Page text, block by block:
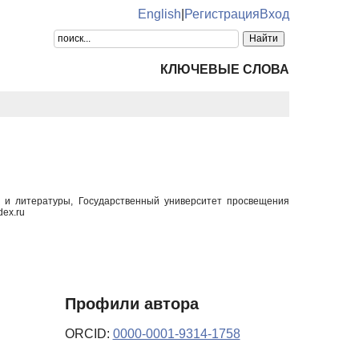
English РегистрацияВход
КЛЮЧЕВЫЕ СЛОВА
литературы, Государственный университет просвещения
Профили автора
ORCID: 0000-0001-9314-1758